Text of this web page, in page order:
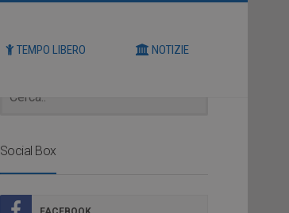
TEMPO LIBERO NOTIZIE
Social Box